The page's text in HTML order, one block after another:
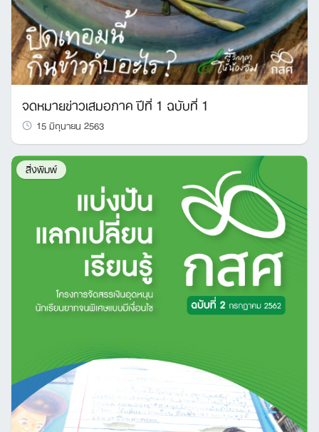
จดหมายข่าวเสมอภาค ปีที่ 1 ฉบับที่ 1
15 มิถุนายน 2563
สิ่งพิมพ์